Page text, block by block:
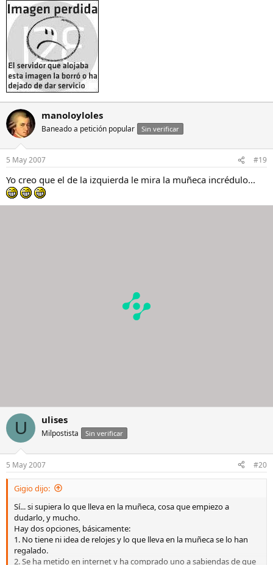
manoloyloles
Baneado a petición popular Sin verificar
5 May 2007 #19
Yo creo que el de la izquierda le mira la muñeca incrédulo...
U ulises
Milpostista Sin verificar
5 May 2007 #20
Gigio dijo:
Sí... si supiera lo que lleva en la muñeca, cosa que empiezo a
dudarlo, y mucho.
Hay dos opciones, básicamente:
1. No tiene ni idea de relojes y lo que lleva en la muñeca se lo han
regalado.
2. Se ha metido en internet y ha comprado uno a sabiendas de que